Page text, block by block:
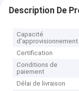
Description De
Capacité
d'approvisionnement
Certification
Conditions de
paiement
Délai de livraison